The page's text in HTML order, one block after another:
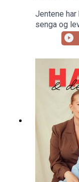
Jentene
senga og
skrytes